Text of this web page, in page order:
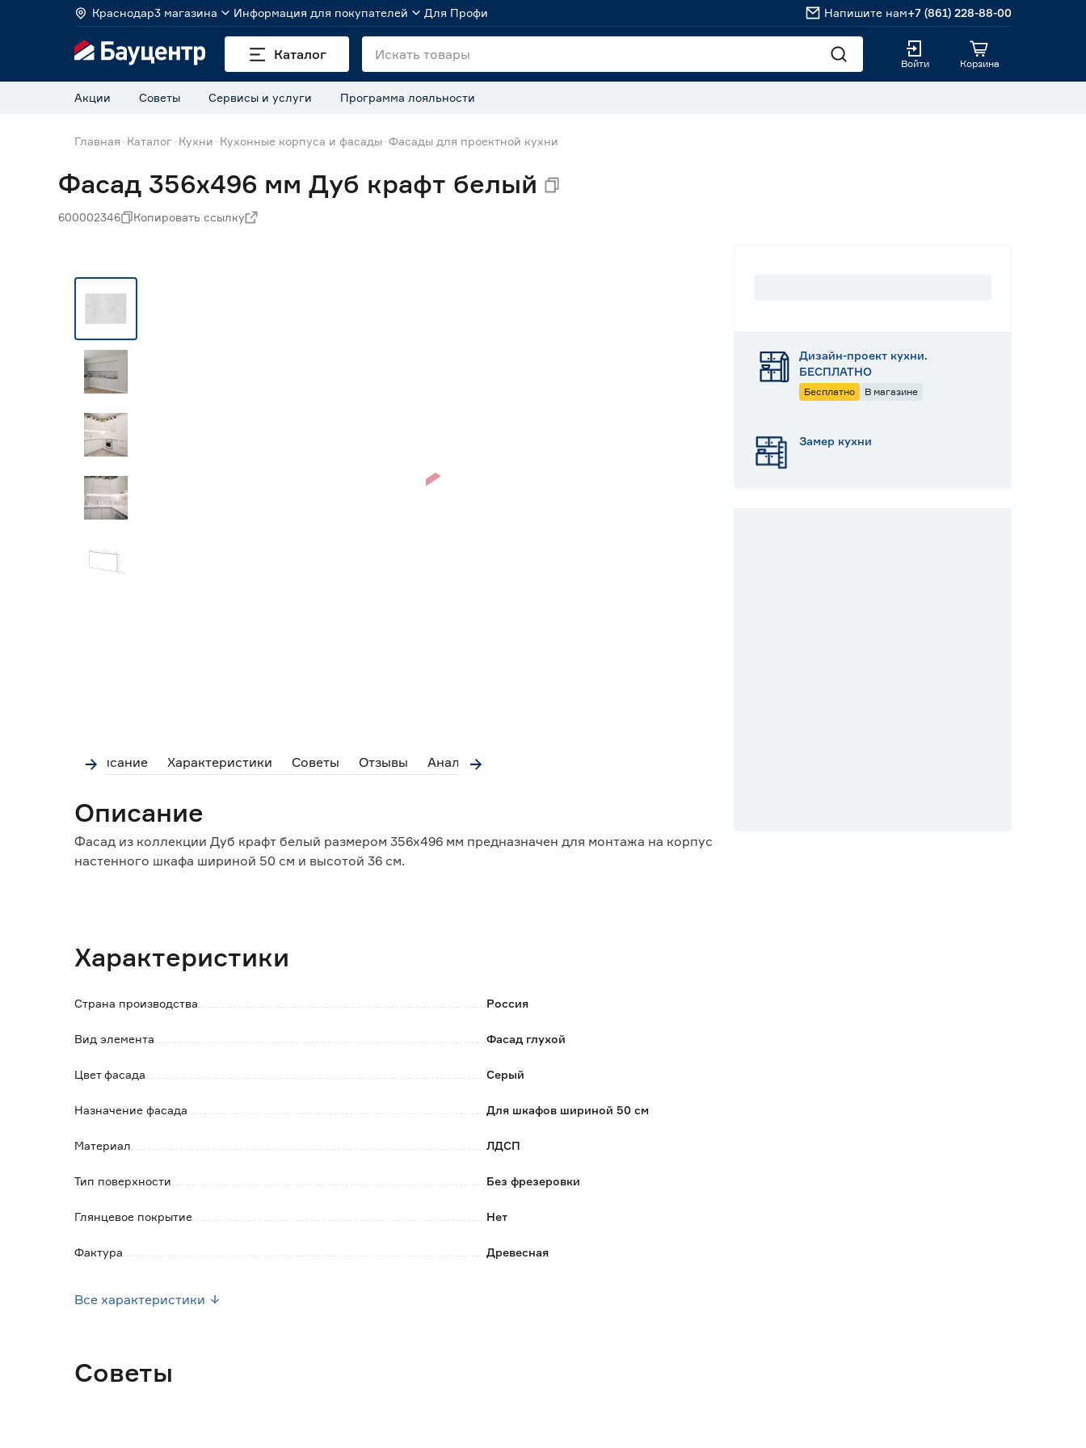
Краснодар3 магазина Информация для покупателей Для Профи Напишите нам+7 (861) 228-88-00
Каталог
Войти Корзина
Акции Советы Сервисы и услуги Программа лояльности
Главная Каталог Кухни Кухонные корпуса и фасады Фасады для проектной кухни
Фасад 356х496 мм Дуб крафт белый
600002346 Копировать ссылку
Описание Характеристики Советы Отзывы Аналоги
Описание
Фасад из коллекции Дуб крафт белый размером 356х496 мм предназначен для монтажа на корпус
настенного шкафа шириной 50 см и высотой 36 см.
- наличие всех необходимых отверстий для монтажа позволяет установить фасад
Уход: протирать влажной тканью, смоченной в любом чистящем средстве на мыльной основе, не
Мебельные ручки в комплект не входят и приобретаются отдельно.
незначительно отличаться от реального. Также цвет фасада может варьироваться при разном
Характеристики
Страна производства Россия
Вид элемента Фасад глухой
Цвет фасада Серый
Назначение фасада Для шкафов шириной 50 см
Материал ЛДСП
Тип поверхности Без фрезеровки
Глянцевое покрытие Нет
Фактура Древесная
Все характеристики
Дизайн-проект кухни.
БЕСПЛАТНО
Бесплатно В магазине
Замер кухни
Советы